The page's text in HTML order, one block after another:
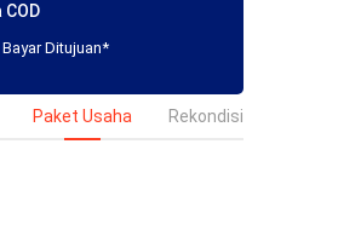
COD
Ditujuan*
Paket Usaha Rekondisi